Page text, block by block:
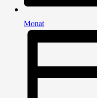
Monat